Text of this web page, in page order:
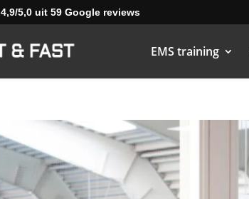
4,9/5,0 uit 59 Google reviews
EMS training